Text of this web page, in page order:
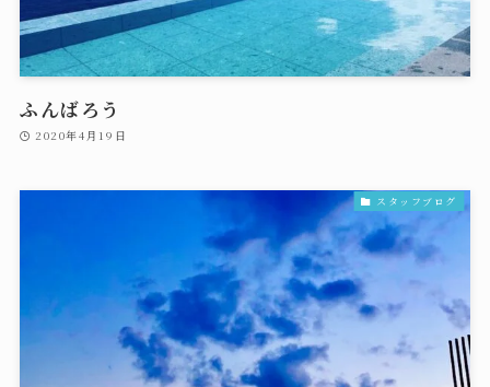
ふんばろう
2020年4月19日
スタッフブログ